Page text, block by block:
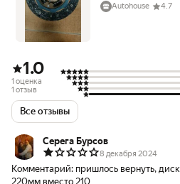
Autohouse
4.7
1.0
1 оценка
1 отзыв
Все отзывы
Серега Бурсов
8 декабря 2024
Комментарий: пришлось вернуть, диск
220мм вместо 210